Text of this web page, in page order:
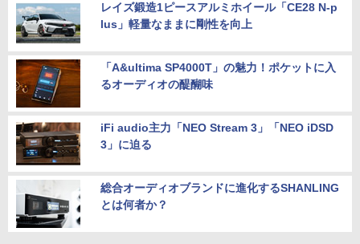
レイズ鍛造1ピースアルミホイール「CE28 N-p
lus」軽量なままに剛性を向上
「A&ultima SP4000T」の魅力！ポケットに入
るオーディオの醍醐味
iFi audio主力「NEO Stream 3」「NEO iDSD
3」に迫る
総合オーディオブランドに進化するSHANLING
とは何者か？